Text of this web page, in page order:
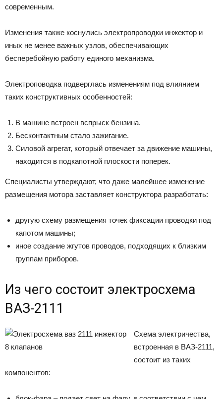
современным.
Изменения также коснулись электропроводки инжектор и
иных не менее важных узлов, обеспечивающих
бесперебойную работу единого механизма.
Электроповодка подверглась изменениям под влиянием
таких конструктивных особенностей:
В машине встроен вспрыск бензина.
Бесконтактным стало зажигание.
Силовой агрегат, который отвечает за движение машины,
находится в подкапотной плоскости поперек.
Специалисты утверждают, что даже малейшее изменение
размещения мотора заставляет конструктора разработать:
другую схему размещения точек фиксации проводки под
капотом машины;
иное создание жгутов проводов, подходящих к близким
группам приборов.
Из чего состоит электросхема
ВАЗ-2111
Схема электричества,
встроенная в ВАЗ-2111,
состоит из таких
компонентов: